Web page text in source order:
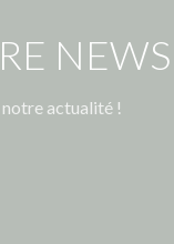
actualité !